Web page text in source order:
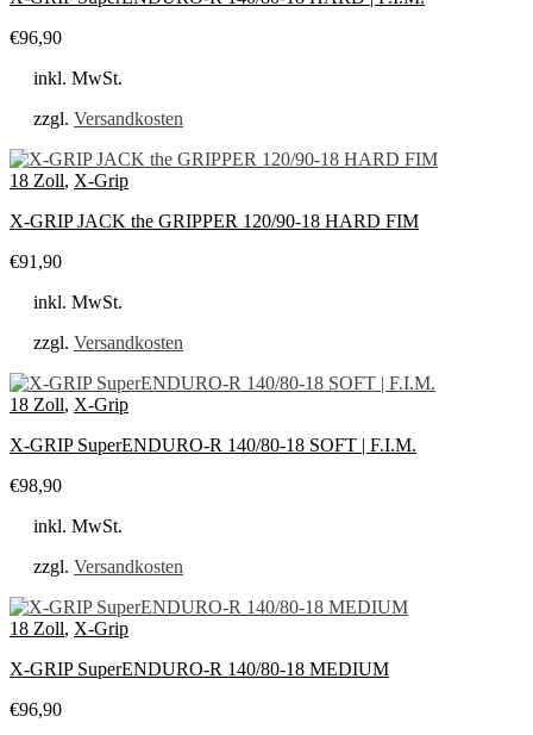
€96,90
inkl. MwSt.
zzgl. Versandkosten
18 Zoll, X-Grip
X-GRIP JACK the GRIPPER 120/90-18 HARD FIM
€91,90
inkl. MwSt.
zzgl. Versandkosten
18 Zoll, X-Grip
X-GRIP SuperENDURO-R 140/80-18 SOFT | F.I.M.
€98,90
inkl. MwSt.
zzgl. Versandkosten
18 Zoll, X-Grip
X-GRIP SuperENDURO-R 140/80-18 MEDIUM
€96,90